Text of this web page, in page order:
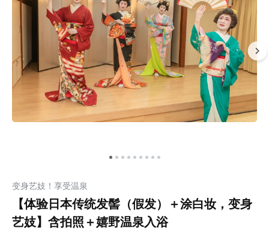
变身艺妓！享受温泉
【体验日本传统发髻（假发）＋涂白妆，变身
艺妓】含拍照＋嬉野温泉入浴